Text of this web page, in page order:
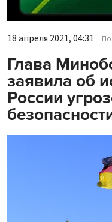
18 апреля 2021, 04:31
Глава
заявила об
России